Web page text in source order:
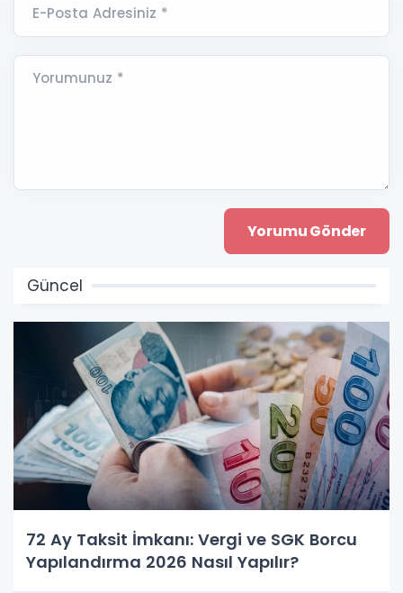
E-Posta Adresiniz *
Yorumunuz *
Güncel
72 Ay Taksit İmkanı: Vergi ve SGK Borcu
Yapılandırma 2026 Nasıl Yapılır?